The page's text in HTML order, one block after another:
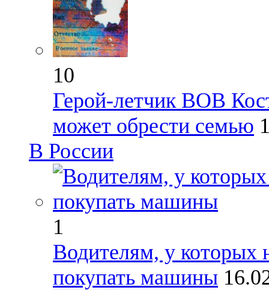
10
Герой-летчик ВОВ
может обрести семью
В России
1
Водителям, у которых
покупать машины